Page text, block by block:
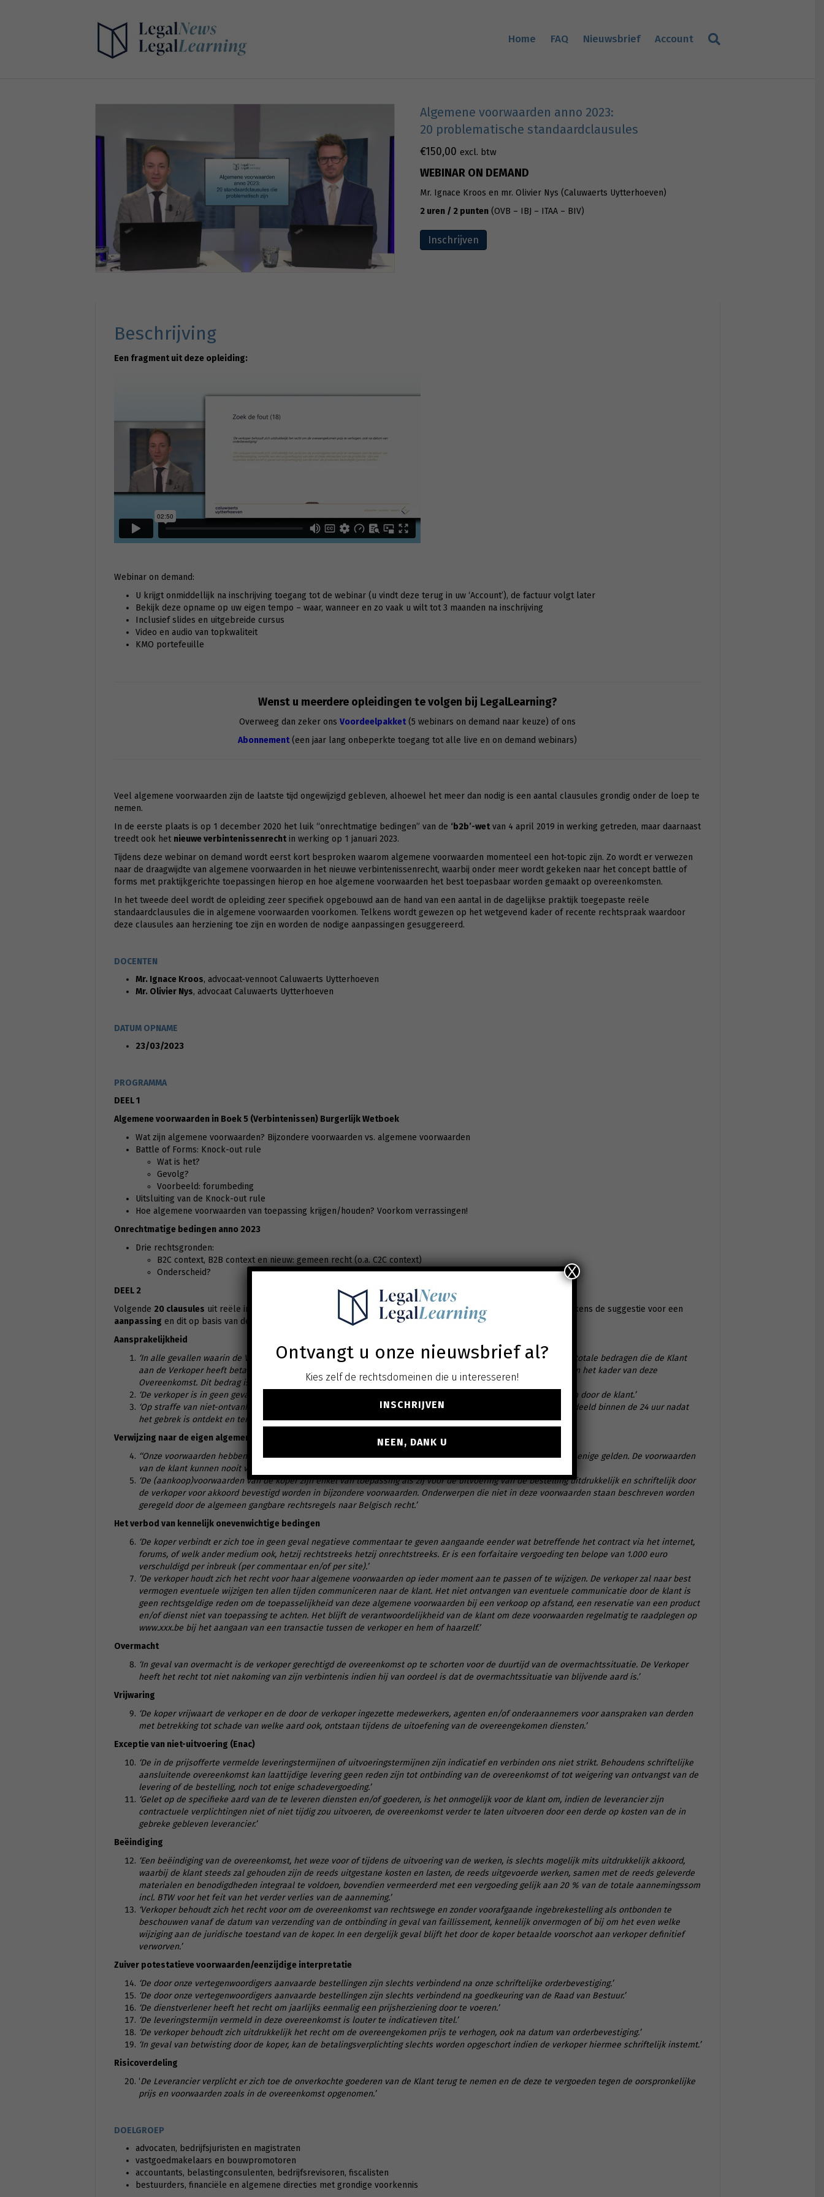
Home FAQ Nieuwsbrief Account
Algemene voorwaarden anno 2023:
20 problematische standaardclausules
€150,00 excl. btw
WEBINAR ON DEMAND
Mr. Ignace Kroos en mr. Olivier Nys (Caluwaerts Uytterhoeven)
2 uren / 2 punten(OVB – IBJ – ITAA – BIV)
Inschrijven
Beschrijving
Een fragment uit deze opleiding:
Webinar on demand:
U krijgt onmiddellijk na inschrijving toegang tot de webinar (u vindt deze terug in uw ‘Account’), de factuur volgt later
Bekijk deze opname op uw eigen tempo – waar, wanneer en zo vaak u wilt tot 3 maanden na inschrijving
Inclusief slides en uitgebreide cursus
Video en audio van topkwaliteit
KMO portefeuille
Wenst u meerdere opleidingen te volgen bij LegalLearning?
Overweeg dan zeker ons Voordeelpakket(5 webinars on demand naar keuze) of ons
Abonnement(een jaar lang onbeperkte toegang tot alle live en on demand webinars)
Veel algemene voorwaarden zijn de laatste tijd ongewijzigd gebleven, alhoewel het meer dan nodig is een aantal clausules grondig onder de loep te
nemen.
In de eerste plaats is op 1 december 2020 het luik “onrechtmatige bedingen” van de ‘b2b’-wetvan 4 april 2019 in werking getreden, maar daarnaast
treedt ook het nieuwe verbintenissenrechtin werking op 1 januari 2023.
Tijdens deze webinar on demand wordt eerst kort besproken waarom algemene voorwaarden momenteel een hot-topic zijn. Zo wordt er verwezen
naar de draagwijdte van algemene voorwaarden in het nieuwe verbintenissenrecht, waarbij onder meer wordt gekeken naar het concept battle of
forms met praktijkgerichte toepassingen hierop en hoe algemene voorwaarden het best toepasbaar worden gemaakt op overeenkomsten.
In het tweede deel wordt de opleiding zeer specifiek opgebouwd aan de hand van een aantal in de dagelijkse praktijk toegepaste reële
standaardclausules die in algemene voorwaarden voorkomen. Telkens wordt gewezen op het wetgevend kader of recente rechtspraak waardoor
deze clausules aan herziening toe zijn en worden de nodige aanpassingen gesuggereerd.
DOCENTEN
Mr. Ignace Kroos, advocaat-vennoot Caluwaerts Uytterhoeven
Mr. Olivier Nys, advocaat Caluwaerts Uytterhoeven
DATUM OPNAME
23/03/2023
PROGRAMMA
DEEL 1
Algemene voorwaarden in Boek 5 (Verbintenissen) Burgerlijk Wetboek
Wat zijn algemene voorwaarden? Bijzondere voorwaarden vs. algemene voorwaarden
Battle of Forms: Knock-out rule
Wat is het?
Gevolg?
Voorbeeld: forumbeding
Uitsluiting van de Knock-out rule
Hoe algemene voorwaarden van toepassing krijgen/houden? Voorkom verrassingen!
Onrechtmatige bedingen anno 2023
Drie rechtsgronden:
B2C context, B2B context en nieuw: gemeen recht (o.a. C2C context)
Onderscheid?
DEEL 2
Volgende 20 clausules uit reële in omloop zijnde algemene voorwaarden worden stap voor stap besproken, met telkens de suggestie voor een
aanpassing en dit op basis van de huidige wetgeving en relevante rechtspraak.
Aansprakelijkheid
‘In alle gevallen waarin de Verkoper aansprakelijk wordt gesteld, zal haar aansprakelijkheid beperkt zijn tot de totale bedragen die de Klant
aan de Verkoper heeft betaald in de loop van de zes (6) maanden voorafgaand aan de oorzaak van de schade in het kader van deze
Overeenkomst. Dit bedrag is in geen geval hoger dan een totaalbedrag van 100.000 EUR per kalenderjaar.’
‘De verkoper is in geen geval aansprakelijk voor enige vorm van immateriële, indirecte of gevolgschade geleden door de klant.’
‘Op straffe van niet-ontvankelijkheid dienen verborgen gebreken schriftelijk aan de verkoper te worden meegedeeld binnen de 24 uur nadat
het gebrek is ontdekt en ten laatste binnen de 14 dagen na levering.’
Verwijzing naar deeigen algemene voorwaarden
‘‘Onze voorwaarden hebben steeds voorrang op voorwaarden van de klant, zelfs indien deze bepalen dat zij als enige gelden. De voorwaarden
van de klant kunnen nooit van toepassing zijn.’
‘De (aankoop)voorwaarden van de koper zijn enkel van toepassing als zij voor de uitvoering van de bestelling uitdrukkelijk en schriftelijk door
de verkoper voor akkoord bevestigd worden in bijzondere voorwaarden. Onderwerpen die niet in deze voorwaarden staan beschreven worden
geregeld door de algemeen gangbare rechtsregels naar Belgisch recht.’
Het verbod van kennelijk onevenwichtige bedingen
‘De koper verbindt er zich toe in geen geval negatieve commentaar te geven aangaande eender wat betreffende het contract via het internet,
forums, of welk ander medium ook, hetzij rechtstreeks hetzij onrechtstreeks. Er is een forfaitaire vergoeding ten belope van 1.000 euro
verschuldigd per inbreuk (per commentaar en/of per site).’
’De verkoper houdt zich het recht voor haar algemene voorwaarden op ieder moment aan te passen of te wijzigen. De verkoper zal naar best
vermogen eventuele wijzigen ten allen tijden communiceren naar de klant. Het niet ontvangen van eventuele communicatie door de klant is
geen rechtsgeldige reden om de toepasselijkheid van deze algemene voorwaarden bij een verkoop op afstand, een reservatie van een product
en/of dienst niet van toepassing te achten. Het blijft de verantwoordelijkheid van de klant om deze voorwaarden regelmatig te raadplegen op
www.xxx.be bij het aangaan van een transactie tussen de verkoper en hem of haarzelf.’
Overmacht
‘In geval van overmacht is de verkoper gerechtigd de overeenkomst op te schorten voor de duurtijd van de overmachtssituatie. De Verkoper
heeft het recht tot niet nakoming van zijn verbintenis indien hij van oordeel is dat de overmachtssituatie van blijvende aard is.’
Vrijwaring
‘De koper vrijwaart de verkoper en de door de verkoper ingezette medewerkers, agenten en/of onderaannemers voor aanspraken van derden
met betrekking tot schade van welke aard ook, ontstaan tijdens de uitoefening van de overeengekomen diensten.’
Exceptie van niet-uitvoering (Enac)
‘De in de prijsofferte vermelde leveringstermijnen of uitvoeringstermijnen zijn indicatief en verbinden ons niet strikt. Behoudens schriftelijke
aansluitende overeenkomst kan laattijdige levering geen reden zijn tot ontbinding van de overeenkomst of tot weigering van ontvangst van de
levering of de bestelling, noch tot enige schadevergoeding.’
‘Gelet op de specifieke aard van de te leveren diensten en/of goederen, is het onmogelijk voor de klant om, indien de leverancier zijn
contractuele verplichtingen niet of niet tijdig zou uitvoeren, de overeenkomst verder te laten uitvoeren door een derde op kosten van de in
gebreke gebleven leverancier.’
Beëindiging
‘Een beëindiging van de overeenkomst, het weze voor of tijdens de uitvoering van de werken, is slechts mogelijk mits uitdrukkelijk akkoord,
waarbij de klant steeds zal gehouden zijn de reeds uitgestane kosten en lasten, de reeds uitgevoerde werken, samen met de reeds geleverde
materialen en benodigdheden integraal te voldoen, bovendien vermeerderd met een vergoeding gelijk aan 20 % van de totale aannemingssom
incl. BTW voor het feit van het verder verlies van de aanneming.’
‘Verkoper behoudt zich het recht voor om de overeenkomst van rechtswege en zonder voorafgaande ingebrekestelling als ontbonden te
beschouwen vanaf de datum van verzending van de ontbinding in geval van faillissement, kennelijk onvermogen of bij om het even welke
wijziging aan de juridische toestand van de koper. In een dergelijk geval blijft het door de koper betaalde voorschot aan verkoper definitief
verworven.’
Zuiver potestatieve voorwaarden/eenzijdige interpretatie
‘De door onze vertegenwoordigers aanvaarde bestellingen zijn slechts verbindend na onze schriftelijke orderbevestiging.’
‘De door onze vertegenwoordigers aanvaarde bestellingen zijn slechts verbindend na goedkeuring van de Raad van Bestuur.’
‘De dienstverlener heeft het recht om jaarlijks eenmalig een prijsherziening door te voeren.’
‘De leveringstermijn vermeld in deze overeenkomst is louter te indicatieven titel.’
‘De verkoper behoudt zich uitdrukkelijk het recht om de overeengekomen prijs te verhogen, ook na datum van orderbevestiging.’
‘In geval van betwisting door de koper, kan de betalingsverplichting slechts worden opgeschort indien de verkoper hiermee schriftelijk instemt.’
Risicoverdeling
‘De Leverancier verplicht er zich toe de onverkochte goederen van de Klant terug te nemen en de deze te vergoeden tegen de oorspronkelijke
prijs en voorwaarden zoals in de overeenkomst opgenomen.’
DOELGROEP
advocaten, bedrijfsjuristen en magistraten
vastgoedmakelaars en bouwpromotoren
accountants, belastingconsulenten, bedrijfsrevisoren, fiscalisten
bestuurders, financiële en algemene directies met grondige voorkennis
Ontvangt u onze nieuwsbrief al?
Kies zelf de rechtsdomeinen die u interesseren!
INSCHRIJVEN
NEEN, DANK U
X